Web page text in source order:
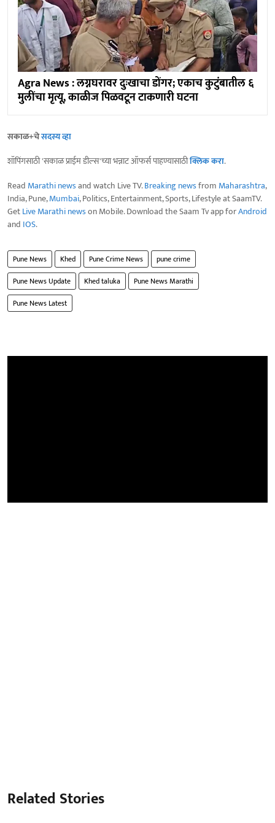
Agra News : लग्नघरावर दुःखाचा डोंगर; एकाच कुटुंबातील ६
मुलींचा मृत्यू, काळीज पिळवटून टाकणारी घटना
सकाळ+चेसदस्य व्हा
शॉपिंगसाठी 'सकाळ प्राईम डील्स'च्या भन्नाट ऑफर्स पाहण्यासाठीक्लिक करा.
Read Marathi newsand watch Live TV.Breaking newsfrom Maharashtra,
India, Pune,Mumbai, Politics, Entertainment, Sports, Lifestyle at SaamTV.
GetLive Marathi newson Mobile. Download the Saam Tv app forAndroid
and IOS.
Pune News Khed Pune Crime News
pune crime
Pune News Update
Khed taluka
Pune News Marathi
Pune News Latest
Related Stories